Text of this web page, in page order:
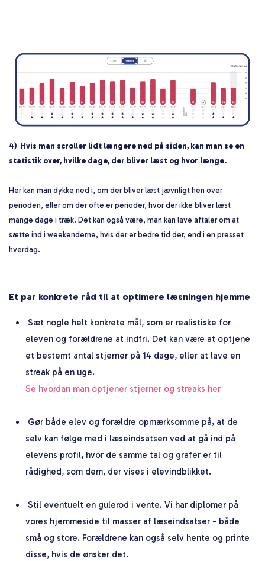
4) Hvis man scroller lidt længere ned på siden, kan man se en
statistik over, hvilke dage, der bliver læst og hvor længe.
Her kan man dykke ned i, om der bliver læst jævnligt hen over
perioden, eller om der ofte er perioder, hvor der ikke bliver læst
mange dage i træk. Det kan også være, man kan lave aftaler om at
sætte ind i weekenderne, hvis der er bedre tid der, end i en presset
hverdag.
Et par konkrete råd til at optimere læsningen hjemme
Sæt nogle helt konkrete mål, som er realistiske for
eleven og forældrene at indfri. Det kan være at optjene
et bestemt antal stjerner på 14 dage, eller at lave en
streak på en uge.
Se hvordan man optjener stjerner og streaks her
Gør både elev og forældre opmærksomme på, at de
selv kan følge med i læseindsatsen ved at gå ind på
elevens profil, hvor de samme tal og grafer er til
rådighed, som dem, der vises i elevindblikket.
Stil eventuelt en gulerod i vente. Vi har diplomer på
vores hjemmeside til masser af læseindsatser - både
små og store. Forældrene kan også selv hente og printe
disse, hvis de ønsker det.